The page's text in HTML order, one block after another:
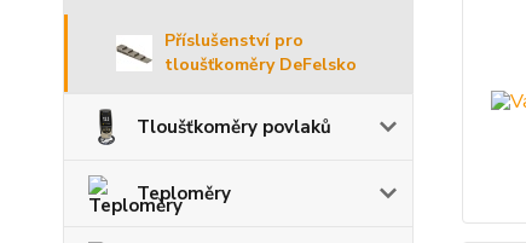
Příslušenství pro
tloušťkoměry DeFelsko
Tloušťkoměry povlaků
Teploměry